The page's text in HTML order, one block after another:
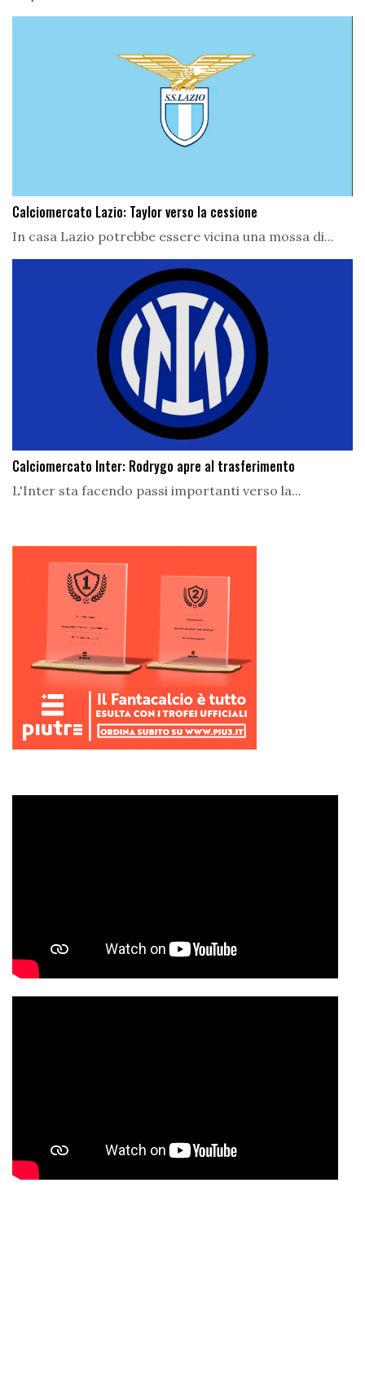
Calciomercato Lazio: Taylor verso la cessione
In casa Lazio potrebbe essere vicina una mossa di...
Calciomercato Inter: Rodrygo apre al trasferimento
L'Inter sta facendo passi importanti verso la...